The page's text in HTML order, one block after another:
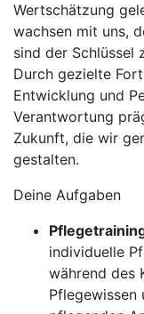
Wertschätzung
wachsen mit uns,
sind der Schlüssel
Durch gezielte
Entwicklung und
Verantwortung
Zukunft, die wir
gestalten.
Deine Aufgaben
individuelle
während des
Pflegewissen